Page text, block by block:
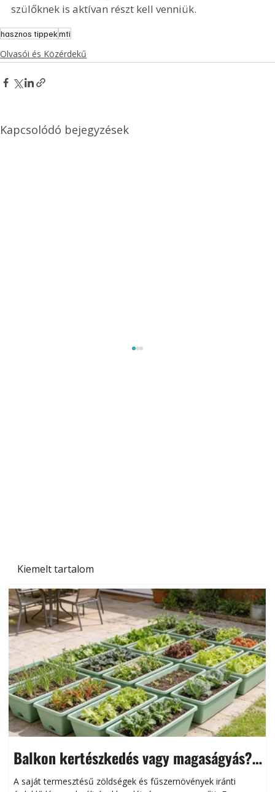
Kiemelt tartalom
Balkon kertészkedés vagy magaságyás?
Helytakarékos kertészkedés
A saját termesztésű zöldségek és fűszernövények iránti
szülőknek is aktívan részt kell venniük.
hasznos tippekmti
Olvasói és Közérdekű
Kapcsolódó bejegyzések